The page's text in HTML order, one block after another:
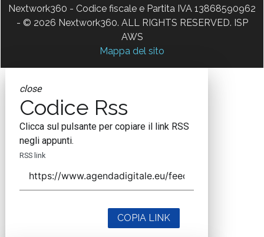
Nextwork360 - Codice fiscale e Partita IVA 13868590962
- © 2026 Nextwork360. ALL RIGHTS RESERVED. ISP
AWS
Mappa del sito
close
Codice Rss
Clicca sul pulsante per copiare il link RSS
negli appunti.
RSS link
COPIA LINK